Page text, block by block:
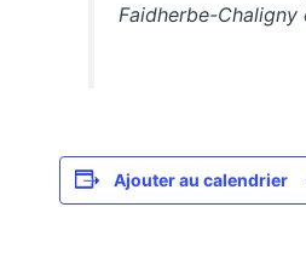
Faidherbe-Chaligny
Ajouter au calendrier